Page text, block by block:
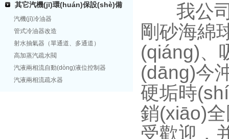
其它汽機(jī)環(huán)保設(shè)備
汽機(jī)冷油器
管式冷油器改造
射水抽氣器（單通道、多通道）
高加蒸汽疏水閥
汽液兩相流自動(dòng)液位控制器
汽液兩相流疏水器
我公司
剛砂海綿
(qiáng)、
(dāng)今
硬垢時
銷(xiāo)
受歡迎